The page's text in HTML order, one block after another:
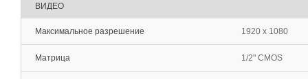
ВИДЕО
Максимальное разрешение 1920 x 1080
Матрица 1/2" CMOS